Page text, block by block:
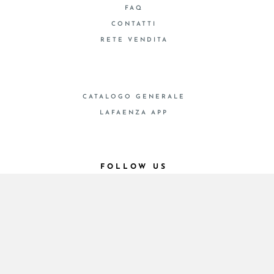
FAQ
CONTATTI
RETE VENDITA
CATALOGO GENERALE
LAFAENZA APP
FOLLOW US